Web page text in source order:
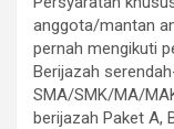
anggota/mantan
pernah mengikuti
Berijazah
SMA/SMK/MA/
berijazah Paket A,